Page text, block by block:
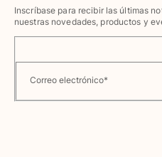
Inscríbase para recibir las últimas
nuestras novedades, productos y
Correo electrónico*